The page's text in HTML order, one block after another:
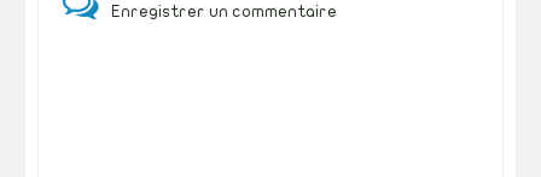
Enregistrer un commentaire